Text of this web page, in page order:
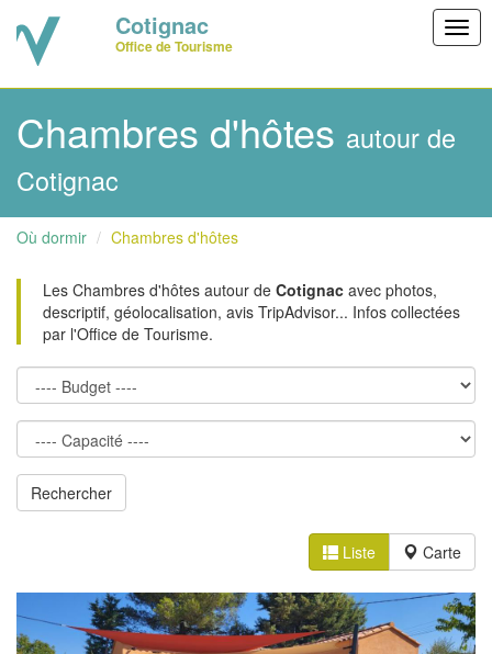
Cotignac
Office de Tourisme
Chambres d'hôtes autour de
Cotignac
Où dormir Chambres d'hôtes
Les Chambres d'hôtes autour de Cotignac avec photos,
descriptif, géolocalisation, avis TripAdvisor... Infos collectées
par l'Office de Tourisme.
Liste Carte